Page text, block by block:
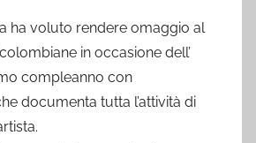
ha voluto rendere omaggio al
in occasione dell’
compleanno con
documenta tutta l’attività di